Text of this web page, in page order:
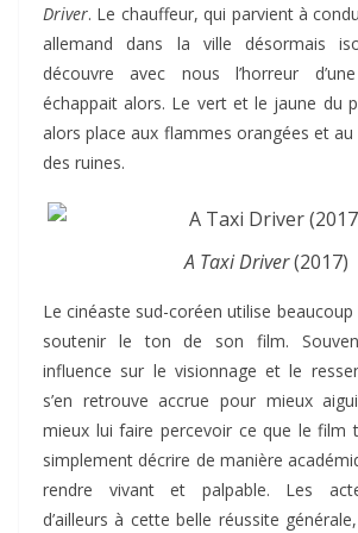
Driver. Le chauffeur, qui parvient à
allemand dans la ville désormais
découvre avec nous l’horreur
échappait alors. Le vert et le jaune du
alors place aux flammes orangées et
des ruines.
A Taxi Driver(2017)
Le cinéaste sud-coréen utilise
soutenir le ton de son film.
influence sur le visionnage et le
s’en retrouve accrue pour mieux
mieux lui faire percevoir ce que le film
simplement décrire de manière
rendre vivant et palpable. Les
d’ailleurs à cette belle réussite